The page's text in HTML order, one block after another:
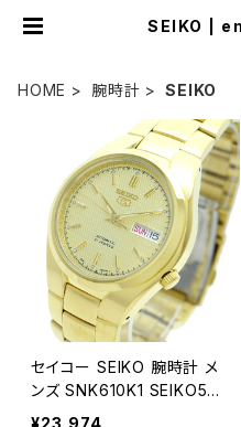
SEIKO |
HOME 腕時計 SEIKO
セイコー SEIKO 腕時計 メ
ンズ SNK610K1 SEIKO5
自動巻き ゴールド
¥23,974